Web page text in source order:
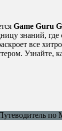
Game Guru
знаний,
все
Узнайте,